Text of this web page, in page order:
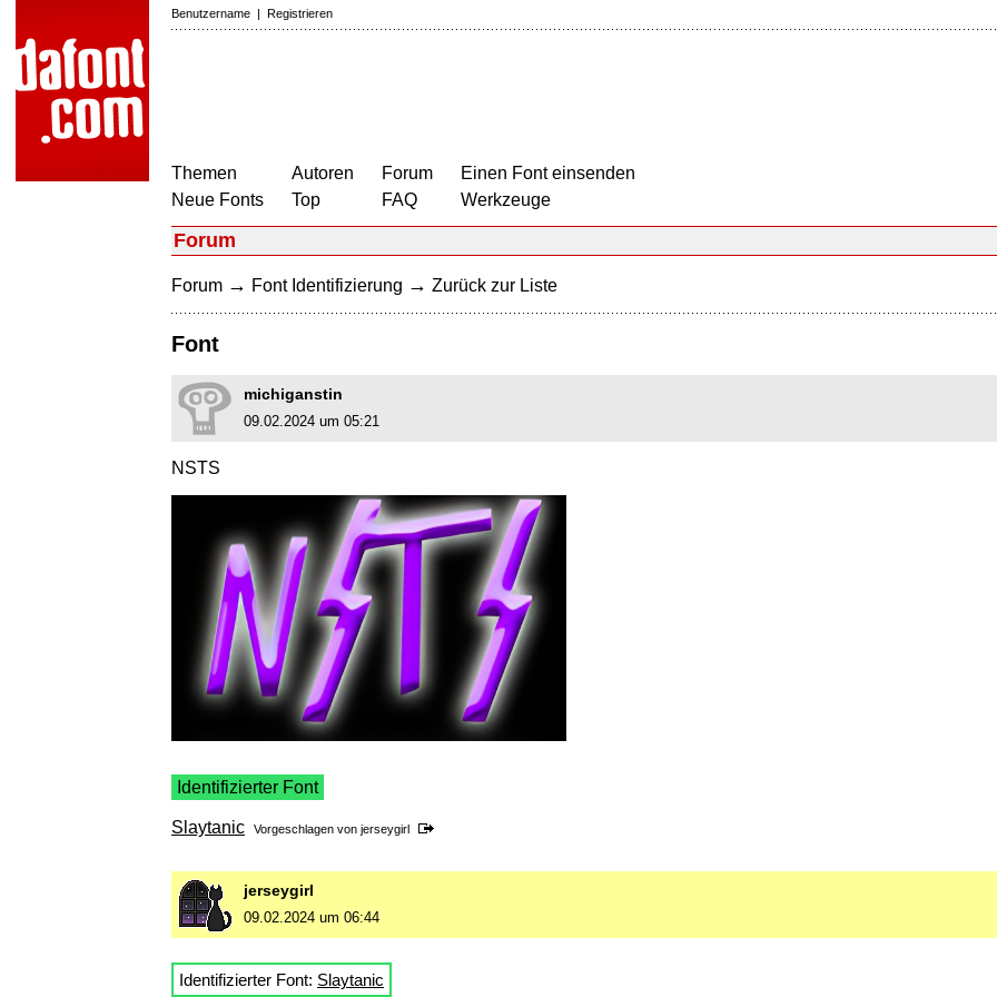
Benutzername | Registrieren
Themen
Neue Fonts
Autoren
Top
Forum
FAQ
Einen Font einsenden
Werkzeuge
Forum
Forum → Font Identifizierung → Zurück zur Liste
Font
michiganstin
09.02.2024 um 05:21
NSTS
Identifizierter Font
Slaytanic Vorgeschlagen von jerseygirl
jerseygirl
09.02.2024 um 06:44
Identifizierter Font: Slaytanic